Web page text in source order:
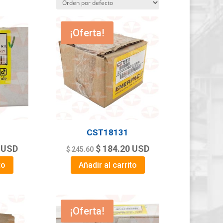
Current
USD
¡Oferta!
CST18131
$245.60 Original
price
$184.20Current
price
USD
Añadir al carrito
¡Oferta!